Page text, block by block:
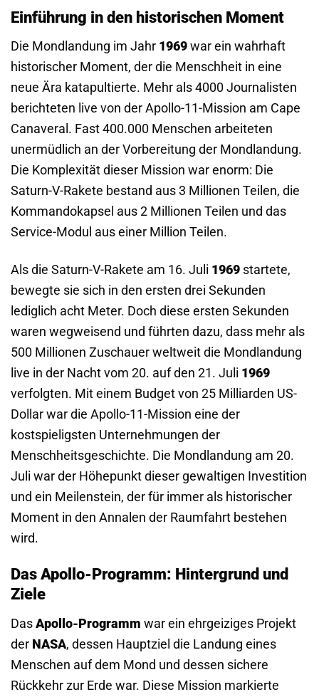
Einführung in den historischen Moment
Die Mondlandung im Jahr 1969war ein wahrhaft
historischer Moment, der die Menschheit in eine
neue Ära katapultierte. Mehr als 4000 Journalisten
berichteten live von der Apollo-11-Mission am Cape
Canaveral. Fast 400.000 Menschen arbeiteten
unermüdlich an der Vorbereitung der Mondlandung.
Die Komplexität dieser Mission war enorm: Die
Saturn-V-Rakete bestand aus 3 Millionen Teilen, die
Kommandokapsel aus 2 Millionen Teilen und das
Service-Modul aus einer Million Teilen.
Als die Saturn-V-Rakete am 16. Juli 1969 startete,
bewegte sie sich in den ersten drei Sekunden
lediglich acht Meter. Doch diese ersten Sekunden
waren wegweisend und führten dazu, dass mehr als
500 Millionen Zuschauer weltweit die Mondlandung
live in der Nacht vom 20. auf den 21. Juli 1969
verfolgten. Mit einem Budget von 25 Milliarden US-
Dollar war die Apollo-11-Mission eine der
kostspieligsten Unternehmungen der
Menschheitsgeschichte. Die Mondlandung am 20.
Juli war der Höhepunkt dieser gewaltigen Investition
und ein Meilenstein, der für immer als historischer
Moment in den Annalen der Raumfahrt bestehen
wird.
Das Apollo-Programm: Hintergrund und
Ziele
DasApollo-Programm war ein ehrgeiziges Projekt
der NASA, dessen Hauptziel die Landung eines
Menschen auf dem Mond und dessen sichere
Rückkehr zur Erde war. Diese Mission markierte